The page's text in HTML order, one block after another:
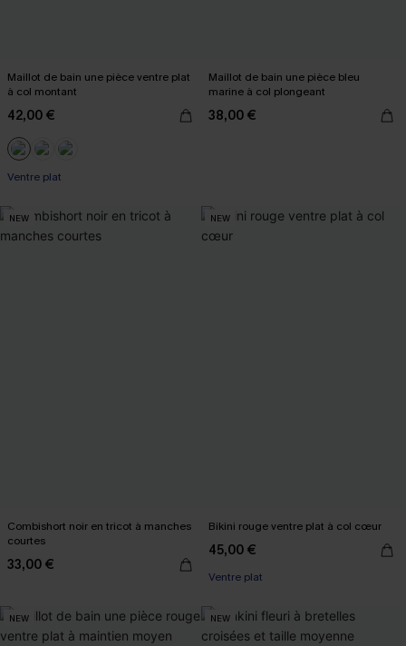
Maillot de bain une pièce ventre plat
à col montant
42,00 €
Ventre plat
Maillot de bain une pièce bleu
marine à col plongeant
38,00 €
NEW
Combishort noir en tricot à manches
courtes
33,00 €
NEW
Bikini rouge ventre plat à col cœur
45,00 €
Ventre plat
NEW NEW